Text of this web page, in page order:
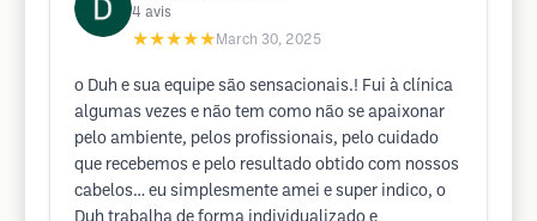
4 avis
★★★★★ March 30, 2025
o Duh e sua equipe são sensacionais.! Fui à clínica
algumas vezes e não tem como não se apaixonar
pelo ambiente, pelos profissionais, pelo cuidado
que recebemos e pelo resultado obtido com nossos
cabelos… eu simplesmente amei e super indico, o